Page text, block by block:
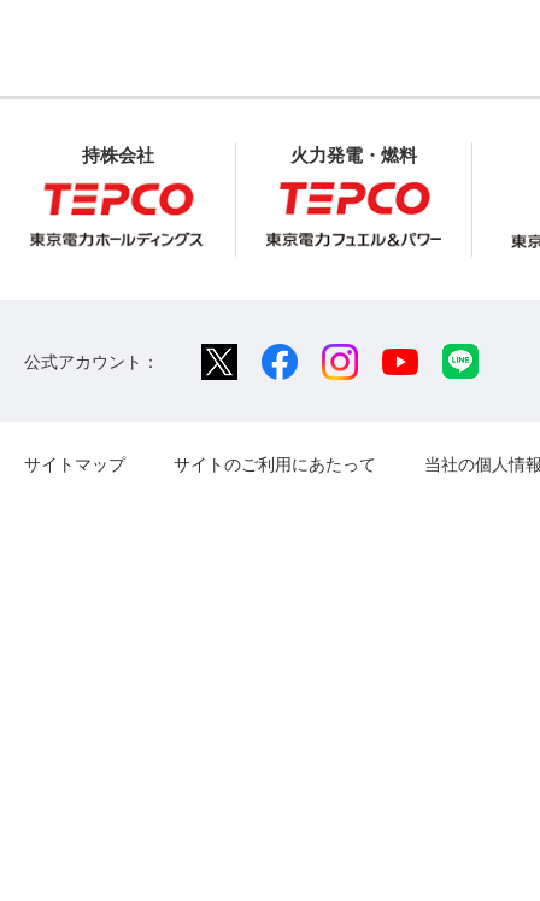
持株会社 火力発電・燃料
公式アカウント：
サイトマップ サイトのご利用にあたって 当社の個人情